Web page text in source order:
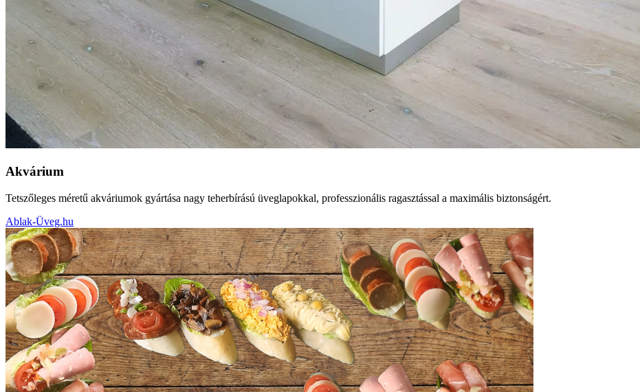
Akvárium
Tetszőleges méretű akváriumok gyártása nagy teherbírású üveglapokkal, professzionális ragasztással a maximális biztonságért.
Ablak-Üveg.hu